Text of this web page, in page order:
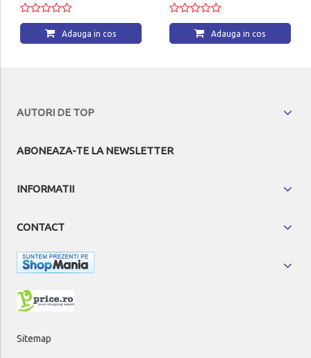
Adauga in cos Adauga in cos
AUTORI DE TOP
ABONEAZA-TE LA NEWSLETTER
INFORMATII
CONTACT
Sitemap